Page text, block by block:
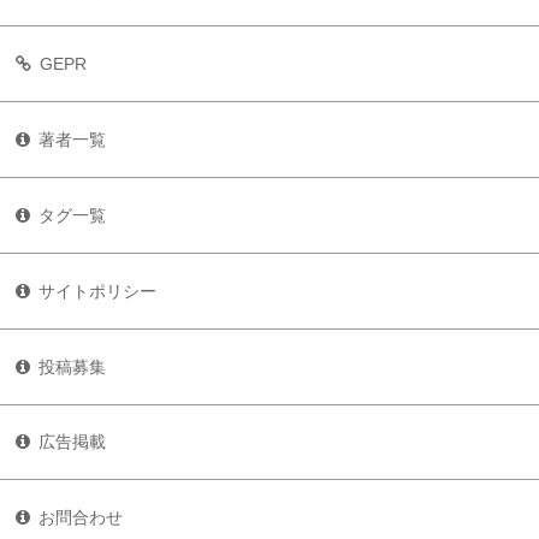
GEPR
著者一覧
タグ一覧
サイトポリシー
投稿募集
広告掲載
お問合わせ